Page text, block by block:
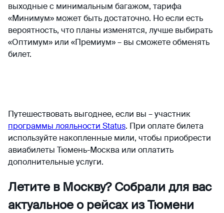
выходные с минимальным багажом, тарифа
«Минимум» может быть достаточно. Но если есть
вероятность, что планы изменятся, лучше выбирать
«Оптимум» или «Премиум» – вы сможете обменять
билет.
Путешествовать выгоднее, если вы – участник
программы лояльности Status. При оплате билета
используйте накопленные мили, чтобы приобрести
авиабилеты Тюмень-Москва или оплатить
дополнительные услуги.
Летите в Москву? Собрали для вас
актуальное о рейсах из Тюмени